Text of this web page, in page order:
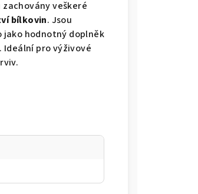
veškeré
bílkovin. Jsou
jako hodnotný doplněk
pro výživové